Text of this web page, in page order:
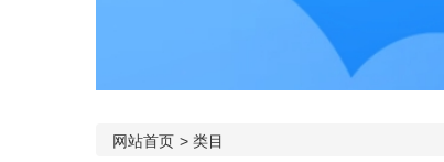
网站首页 > 类目